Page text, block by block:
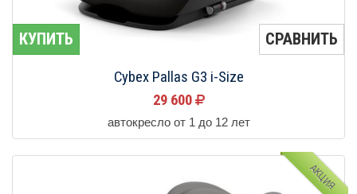
КУПИТЬ СРАВНИТЬ
Cybex Pallas G3 i-Size
29 600
автокресло от 1 до 12 лет
АКЦИЯ